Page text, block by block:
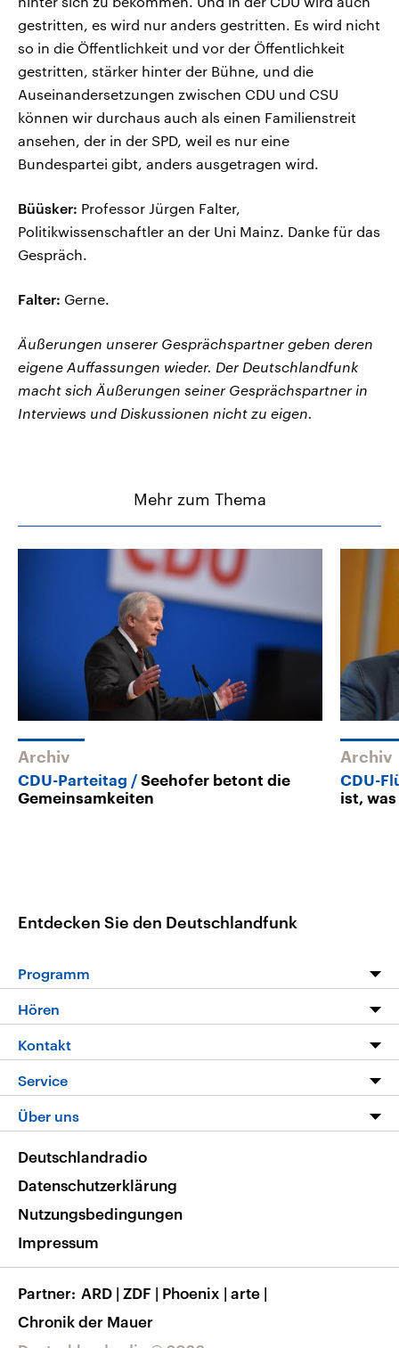
gestritten, es wird nur anders gestritten. Es wird nicht
so in die Öffentlichkeit und vor der Öffentlichkeit
gestritten, stärker hinter der Bühne, und die
Auseinandersetzungen zwischen CDU und CSU
können wir durchaus auch als einen Familienstreit
ansehen, der in der SPD, weil es nur eine
Bundespartei gibt, anders ausgetragen wird.
Büüsker: Professor Jürgen Falter,
Politikwissenschaftler an der Uni Mainz. Danke für das
Gespräch.
Falter: Gerne.
Äußerungen unserer Gesprächspartner geben deren
eigene Auffassungen wieder. Der Deutschlandfunk
macht sich Äußerungen seiner Gesprächspartner in
Interviews und Diskussionen nicht zu eigen.
Mehr zum Thema
Archiv
CDU-Parteitag
Seehofer betont die
Gemeinsamkeiten
Archiv
CDU-
ist,
Entdecken Sie den Deutschlandfunk
Programm
Programm
Die Nachrichten
Nachrichtenleicht
Neue Beiträge auf dlf.de
Hören
Livestream
Podcasts
Deutschlandfunk App
Nachrichten App
Frequenzen
Kontakt
Hörerservice
Service
FAQ
Veranstaltungen
Musikliste
RSS
Über uns
Barrierefreiheit
Deutschlandradio
Datenschutzerklärung
Nutzungsbedingungen
Impressum
Partner ARD | ZDF | Phoenix | arte |
Chronik der Mauer